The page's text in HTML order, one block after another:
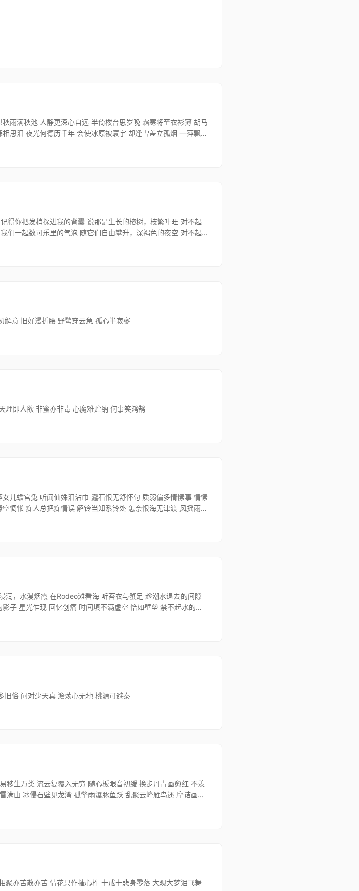
雨满秋池 人静更深心自远 半倚楼台思岁晚 霜寒将至衣衫薄 胡马
思泪 夜光何德历千年 会使冰原被寰宇 却逢雪盖立孤烟 一萍飘散
得你把发梢探进我的背囊 说那是生长的榕树，枝繁叶旺 对不起
们一起数可乐里的气泡 随它们自由攀升，深褐色的夜空 对不起
解意 旧好漫折腰 野鹭穿云急 孤心半寂寥
理即人欲 非蜜亦非毒 心魔难贮纳 何事笑鸿鹄
儿蟾宫兔 听闻仙姝泪沾巾 蠢石恨无舒怀句 质弱偏多情愫事 情愫
惆怅 痴人总把痴情误 解铃当知系铃处 怎奈恨海无津渡 风摇雨曳
润，水漫烟霞 在Rodeo滩看海 听苔衣与蟹足 趁潮水退去的间隙
子 星光乍现 回忆创痛 时间填不满虚空 恰如壁垒 禁不起水的冲
旧俗 问对少天真 澹荡心无地 桃源可避秦
移生万类 流云复覆入无穷 随心板眼音初缓 换步丹青画愈红 不羡
满山 冰侵石壁见龙湾 孤擎雨瀑豚鱼跃 乱聚云峰雁鸟还 摩诘画成
聚亦苦散亦苦 情花只作摧心杵 十戒十悲身零落 大观大梦泪飞舞